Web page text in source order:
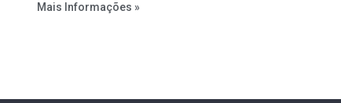
estabelecer metas claras para a
Mais Informações »